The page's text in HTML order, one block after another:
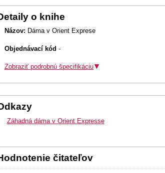
o knihe
Názov: Dáma v Orient Exprese
Objednávací kód -
Zobraziť podrobnú špecifikáciu
Záhadná dáma v Orient Expresse
čitateľov